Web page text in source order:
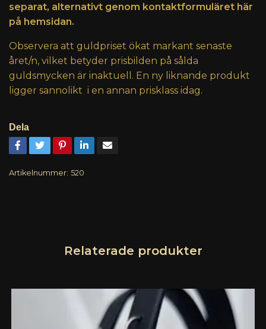
separat, alternativt genom kontaktformuläret här
på hemsidan.
Observera att guldpriset ökat markant senaste
året/n, vilket betyder prisbilden på sålda
guldsmycken är inaktuell. En ny liknande produkt
ligger sannolikt i en annan prisklass idag.
Dela
Artikelnummer: 520